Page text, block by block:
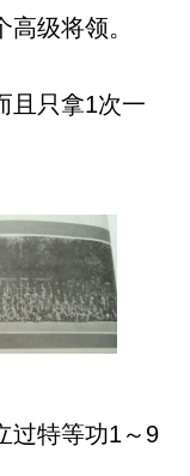
级将领。
且只拿1次一
过特等功1～9